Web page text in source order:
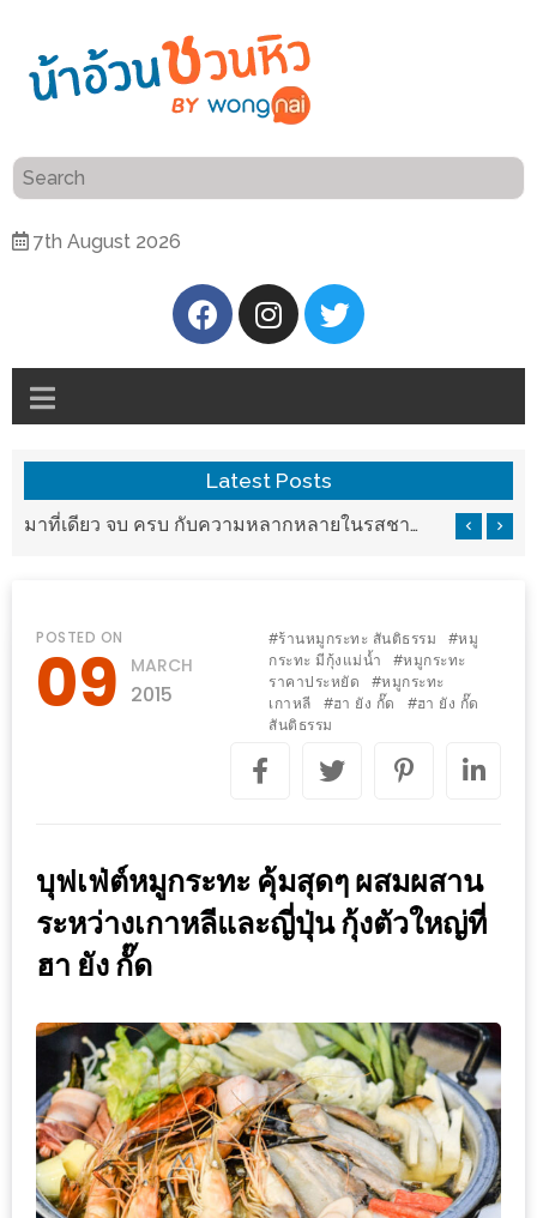
7th August 2026
แนะนำ
อ้วน
ความ
เป็น
ศิริ
ปัน
นาฯ
เชียงใหม่
เล่น
กัน
…
งาน
เดียว
ครบ
ครั้ง
ช้อป
ชิ
ลล์
ชิม
Latest Posts
มาที่เดียว จบ ครบ กับความหลากหลายในรสชาติที่นำมาจากทั่วเมืองจีนที่ HAN The Chinese Cuisine
POSTED ON
09 MARCH
2015
#ร้านหมูกระทะ สันติธรรม #หมู
กระทะ มีกุ้งแม่น้ำ
#หมูกระทะ
ราคาประหยัด
#หมูกระทะ
เกาหลี
#ฮา ยัง กั๊ด #ฮา ยัง กั๊ด
สันติธรรม
บุฟเฟ่ต์หมูกระทะ คุ้มสุดๆ ผสมผสาน
ระหว่างเกาหลีและญี่ปุ่น กุ้งตัวใหญ่ที่
ฮา ยัง กั๊ด